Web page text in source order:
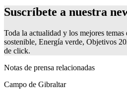
Suscríbete a nuestra
Toda la actualidad y los mejores
sostenible, Energía verde, Objetivos
de click.
Notas de prensa relacionadas
Campo de Gibraltar